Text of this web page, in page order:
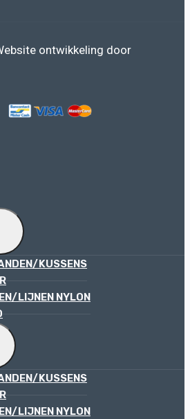
ontwikkeling door
KUSSENS
LIJNEN NYLON
KUSSENS
LIJNEN NYLON